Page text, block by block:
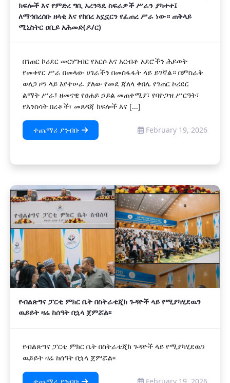
ክፍሎች እና የምድረ ግቢ አረንጓዴ ስፍራዎች ሥራን ያካተተ፤
ለማኅበረሰቡ ዘላቂ እና የከበረ አኗኗርን የፈጠረ ሥራ ነው። ጠቅላይ
ሚኒስትር ዐቢይ አሕመድ(ዶ/ር)
በገጠር ኮሪደር መርሃግብር የአርሶ እና አርብቶ አደሮችን ሕይወት
የመቀየር ሥራ በመላው ሀገራችን በመስፋፋት ላይ ይገኛል። በምስራቅ
ወለጋ ዞን ላይ እየተሠራ ያለው የመደ ጃለላ ቀበሌ የገጠር ኮሪደር
ልማት ሥራ፤ ዘመናዊ የፀሐይ ኃይል መጠቀሚያ፣ የባዮጋዝ ሥርዓት፣
የእንስሳት በረቶች፣ መጸዳጃ ክፍሎች እና [...]
ተጨማሪ ያንብቡ February 19, 2026
የብልጽግና ፓርቲ ምክር ቤት በስትራቴጂክ ጉዳዮች ላይ የሚያካሂደዉን
ዉይይት ዛሬ ከሰዓት በኋላ ጀምሯል፡፡
የብልጽግና ፓርቲ ምክር ቤት በስትራቴጂክ ጉዳዮች ላይ የሚያካሂደዉን
ዉይይት ዛሬ ከሰዓት በኋላ ጀምሯል፡፡